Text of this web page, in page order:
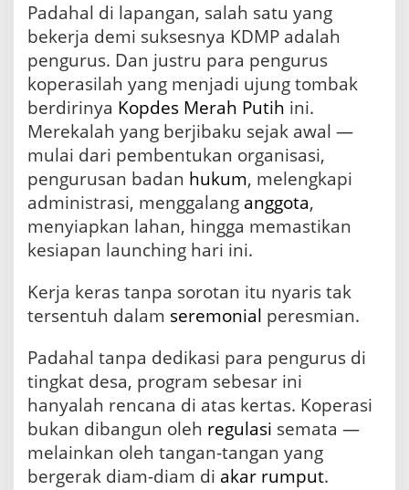
Padahal di lapangan, salah satu yang
bekerja demi suksesnya KDMP adalah
pengurus. Dan justru para pengurus
koperasilah yang menjadi ujung tombak
berdirinya Kopdes Merah Putih ini.
Merekalah yang berjibaku sejak awal —
mulai dari pembentukan organisasi,
pengurusan badan hukum, melengkapi
administrasi, menggalang anggota,
menyiapkan lahan, hingga memastikan
kesiapan launching hari ini.
Kerja keras tanpa sorotan itu nyaris tak
tersentuh dalam seremonial peresmian.
Padahal tanpa dedikasi para pengurus di
tingkat desa, program sebesar ini
hanyalah rencana di atas kertas. Koperasi
bukan dibangun oleh regulasi semata —
melainkan oleh tangan-tangan yang
bergerak diam-diam di akar rumput.